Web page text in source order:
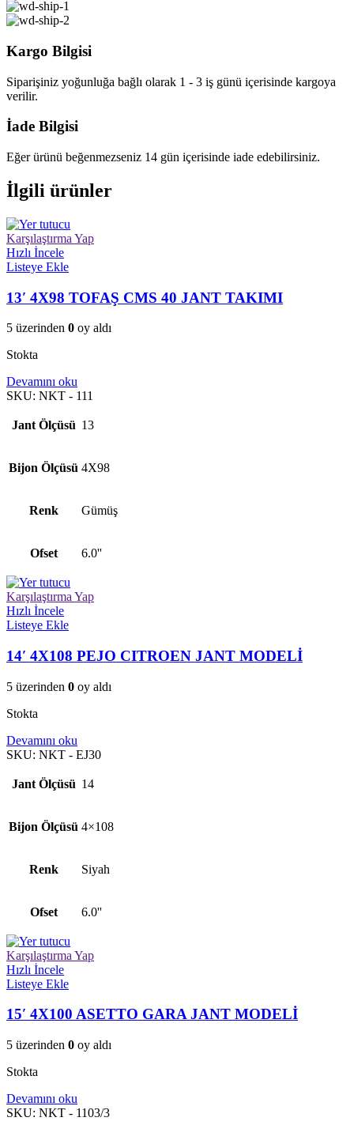
Kargo Bilgisi
Siparişiniz yoğunluğa bağlı olarak 1 - 3 iş günü içerisinde kargoya
verilir.
İade Bilgisi
Eğer ürünü beğenmezseniz 14 gün içerisinde iade edebilirsiniz.
İlgili ürünler
Karşılaştırma Yap
Hızlı İncele
Listeye Ekle
13′ 4X98 TOFAŞ CMS 40 JANT TAKIMI
5 üzerinden 0 oy aldı
Stokta
Devamını oku
SKU: NKT - 111
Jant Ölçüsü 13
Bijon Ölçüsü 4X98
Renk Gümüş
Ofset 6.0''
Karşılaştırma Yap
Hızlı İncele
Listeye Ekle
14′ 4X108 PEJO CITROEN JANT MODELİ
5 üzerinden 0 oy aldı
Stokta
Devamını oku
SKU: NKT - EJ30
Jant Ölçüsü 14
Bijon Ölçüsü 4×108
Renk Siyah
Ofset 6.0''
Karşılaştırma Yap
Hızlı İncele
Listeye Ekle
15′ 4X100 ASETTO GARA JANT MODELİ
5 üzerinden 0 oy aldı
Stokta
Devamını oku
SKU: NKT - 1103/3